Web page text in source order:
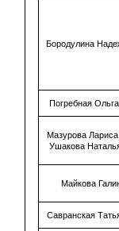
Бородулина
Погребная
Мазурова
Ушакова
Майкова
Савранская